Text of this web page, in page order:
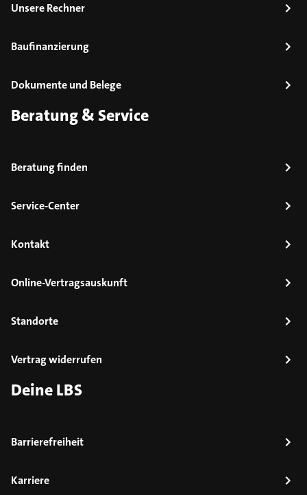
Unsere Rechner
Baufinanzierung
Dokumente und Belege
Beratung & Service
Beratung finden
Service-Center
Kontakt
Online-Vertragsauskunft
Standorte
Vertrag widerrufen
Deine LBS
Barrierefreiheit
Karriere